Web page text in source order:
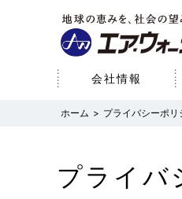
プライバシーポリ
プライバ
経営理念
パーパス
会社情報
産業事業（産業ガス・
ルギー）
研究開発への取り組み
サステナブルビジョン
SDGsへの取り組み
経営方針